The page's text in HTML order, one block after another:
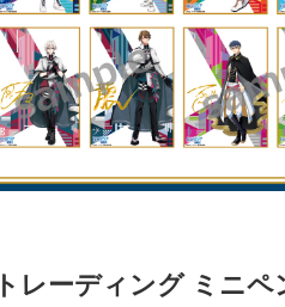
トレーディング ミニ